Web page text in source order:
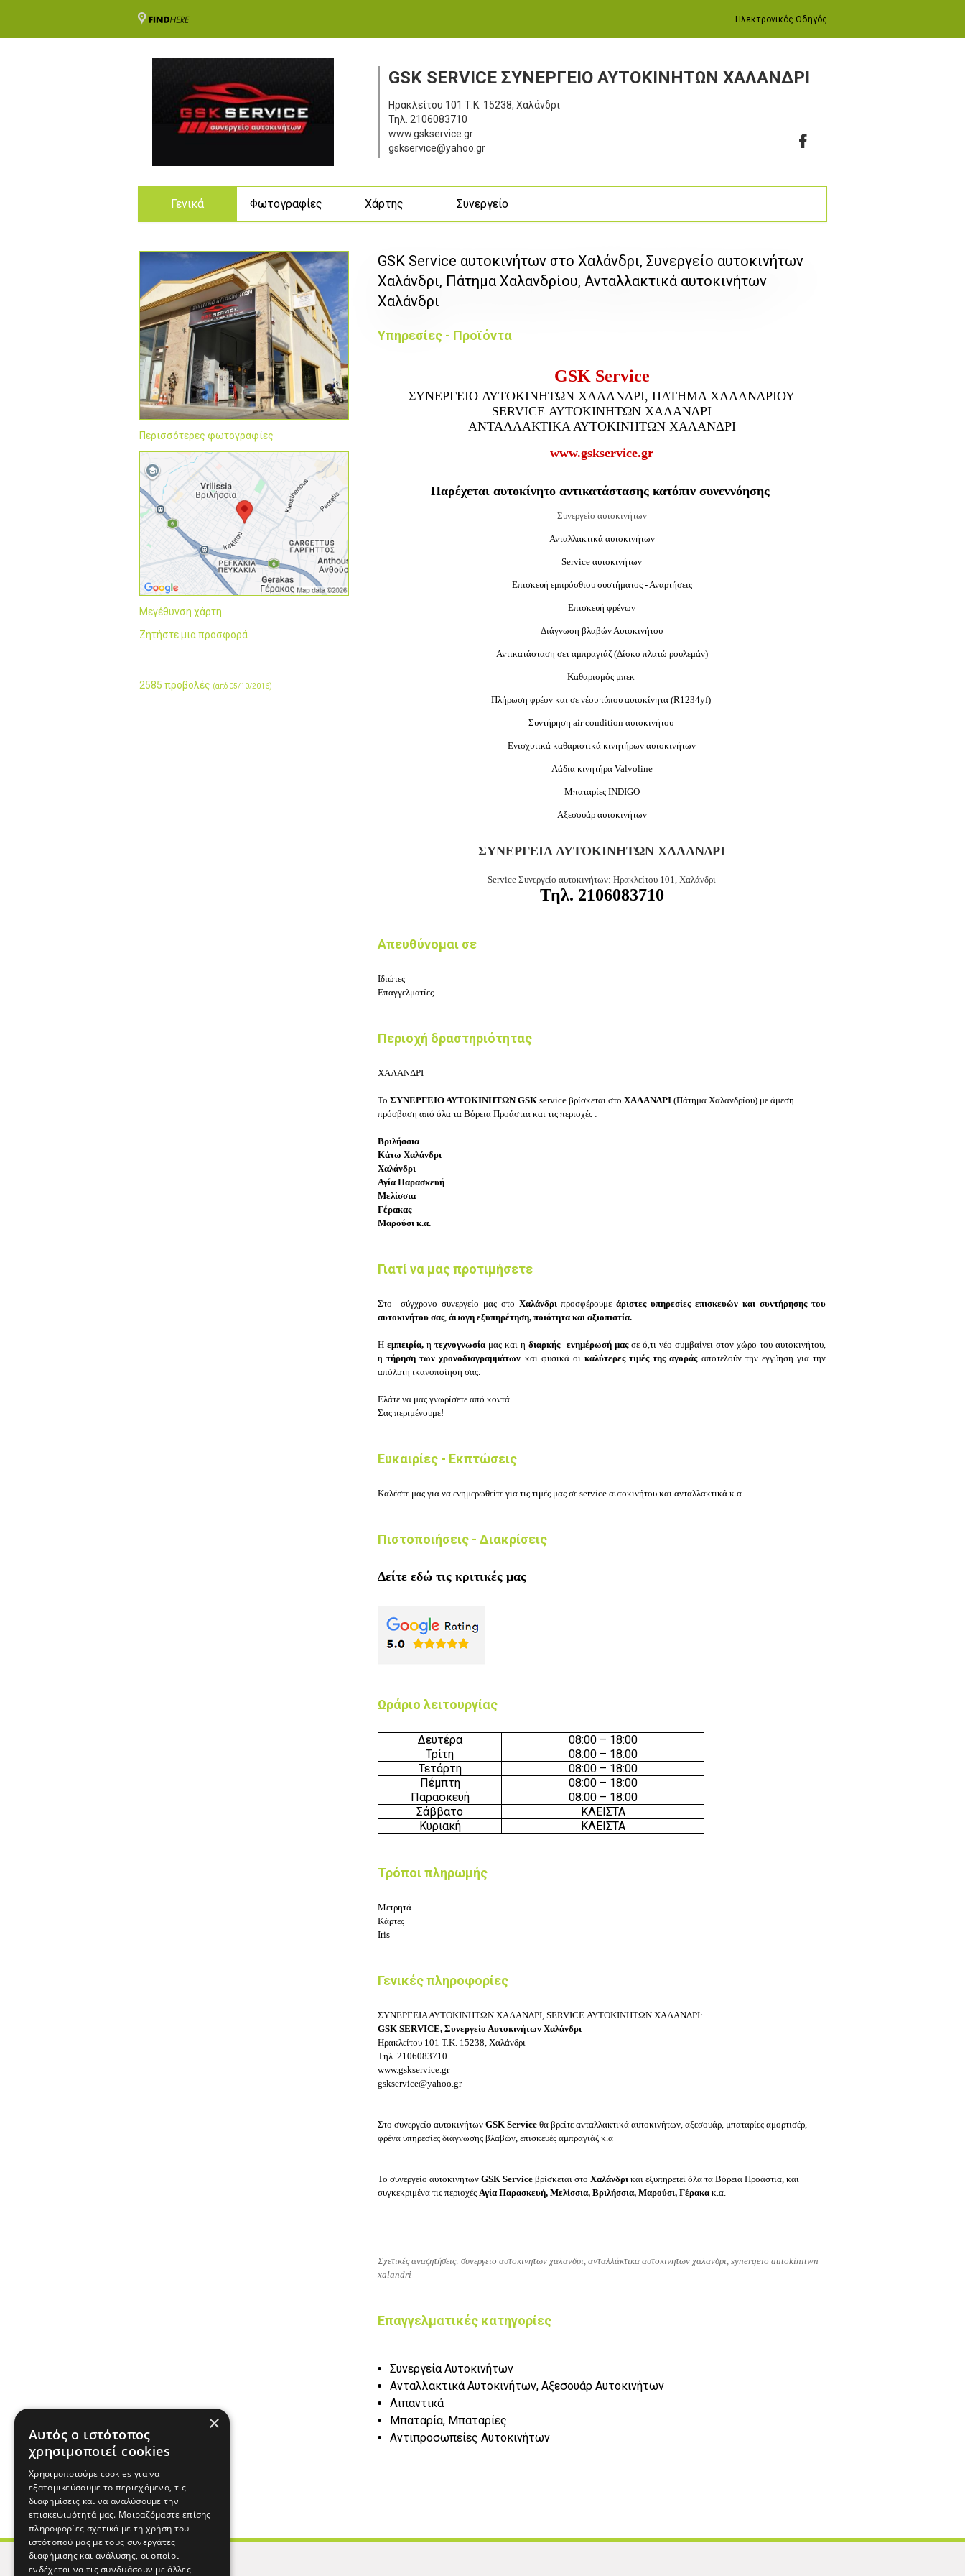
Ηλεκτρονικός Οδηγός
GSK SERVICE ΣΥΝΕΡΓΕΙΟ ΑΥΤΟΚΙΝΗΤΩΝ ΧΑΛΑΝΔΡΙ
Ηρακλείτου 101 Τ.Κ. 15238, Χαλάνδρι
Τηλ. 2106083710
www.gskservice.gr
gskservice@yahoo.gr
Γενικά Φωτογραφίες Χάρτης Συνεργείο
Περισσότερες φωτογραφίες
Μεγέθυνση χάρτη
Ζητήστε μια προσφορά
2585 προβολές (από 05/10/2016)
GSK Service αυτοκινήτων στο Χαλάνδρι, Συνεργείο αυτοκινήτων
Χαλάνδρι, Πάτημα Χαλανδρίου, Ανταλλακτικά αυτοκινήτων
Χαλάνδρι
Υπηρεσίες - Προϊόντα
GSK Service
ΣΥΝΕΡΓΕΙO ΑΥΤΟΚΙΝΗΤΩΝ ΧΑΛΑΝΔΡΙ, ΠΑΤΗΜΑ ΧΑΛΑΝΔΡΙΟΥ
SERVICE ΑΥΤΟΚΙΝΗΤΩΝ ΧΑΛΑΝΔΡΙ
ΑΝΤΑΛΛΑΚΤΙΚΑ ΑΥΤΟΚΙΝΗΤΩΝ ΧΑΛΑΝΔΡΙ
www.gskservice.gr
Παρέχεται αυτοκίνητο αντικατάστασης κατόπιν συνεννόησης
Συνεργείο αυτοκινήτων
Ανταλλακτικά αυτοκινήτων
Service αυτοκινήτων
Επισκευή εμπρόσθιου συστήματος - Αναρτήσεις
Επισκευή φρένων
Διάγνωση βλαβών Αυτοκινήτου
Αντικατάσταση σετ αμπραγιάζ (Δίσκο πλατώ ρουλεμάν)
Καθαρισμός μπεκ
Πλήρωση φρέονκαι σε νέου τύπου αυτοκίνητα (R1234yf)
Συντήρηση air condition αυτοκινήτου
Ενισχυτικά καθαριστικά κινητήρων αυτοκινήτων
Λάδια κινητήρα Valvoline
Μπαταρίες INDIGO
Αξεσουάρ αυτοκινήτων
ΣΥΝΕΡΓΕΙA ΑΥΤΟΚΙΝΗΤΩΝ ΧΑΛΑΝΔΡΙ
Service Συνεργείο αυτοκινήτων: Ηρακλείτου 101, Χαλάνδρι
Τηλ. 2106083710
Απευθύνομαι σε
Ιδιώτες
Επαγγελματίες
Περιοχή δραστηριότητας
ΧΑΛΑΝΔΡΙ
Το ΣΥΝΕΡΓΕΙΟ ΑΥΤΟΚΙΝΗΤΩΝ GSK service βρίσκεται στο ΧΑΛΑΝΔΡΙ (Πάτημα Χαλανδρίου) με άμεση
πρόσβαση από όλα τα Βόρεια Προάστια και τις περιοχές :
Βριλήσσια
Κάτω Χαλάνδρι
Χαλάνδρι
Αγία Παρασκευή
Μελίσσια
Γέρακας
Μαρούσι κ.α.
Γιατί να μας προτιμήσετε
Στο σύγχρονο συνεργείο μας στο Χαλάνδριπροσφέρουμεάριστες υπηρεσίες επισκευών και συντήρησης του
αυτοκινήτου σας, άψογη εξυπηρέτηση, ποιότητα και αξιοπιστία.
Ηεμπειρία,ητεχνογνωσία μας και ηδιαρκής ενημέρωσή μας σε ό,τι νέο συμβαίνει στον χώρο του αυτοκινήτου,
ητήρηση των χρονοδιαγραμμάτων και φυσικά οικαλύτερες τιμές της αγοράςαποτελούν την εγγύηση για την
απόλυτη ικανοποίησή σας.
Ελάτε να μας γνωρίσετε από κοντά.
Σας περιμένουμε!
Ευκαιρίες - Εκπτώσεις
Καλέστε μας για να ενημερωθείτε για τις τιμές μας σε service αυτοκινήτου και ανταλλακτικά κ.α.
Πιστοποιήσεις - Διακρίσεις
Δείτε εδώ τις κριτικές μας
Ωράριο λειτουργίας
Δευτέρα
08:00 – 18:00
Τρίτη
08:00 – 18:00
Τετάρτη
08:00 – 18:00
Πέμπτη
08:00 – 18:00
Παρασκευή
08:00 – 18:00
Σάββατο
ΚΛΕΙΣΤΑ
Κυριακή
ΚΛΕΙΣΤΑ
Τρόποι πληρωμής
Μετρητά
Κάρτες
Iris
Γενικές πληροφορίες
ΣΥΝΕΡΓΕΙΑ ΑΥΤΟΚΙΝΗΤΩΝ ΧΑΛΑΝΔΡΙ, SERVICE ΑΥΤΟΚΙΝΗΤΩΝ ΧΑΛΑΝΔΡΙ:
GSK SERVICE, Συνεργείο Αυτοκινήτων Χαλάνδρι
Ηρακλείτου 101 Τ.Κ. 15238, Χαλάνδρι
Τηλ. 2106083710
www.gskservice.gr
gskservice@yahoo.gr
Στο συνεργείο αυτοκινήτων GSK Service θα βρείτε ανταλλακτικά αυτοκινήτων, αξεσουάρ, μπαταρίες αμορτισέρ,
φρένα υπηρεσίες διάγνωσης βλαβών, επισκευές αμπραγιάζ κ.α
Το συνεργείο αυτοκινήτων GSK Service βρίσκεται στο Χαλάνδρι και εξυπηρετεί όλα τα Βόρεια Προάστια, και
συγκεκριμένα τις περιοχές Αγία Παρασκευή, Μελίσσια, Βριλήσσια, Μαρούσι, Γέρακα κ.α.
Σχετικές αναζητήσεις: συνεργειο αυτοκινητων χαλανδρι, ανταλλάκτικα αυτοκινητων χαλανδρι, synergeio autokinitwn
xalandri
Επαγγελματικές κατηγορίες
Συνεργεία Αυτοκινήτων
Ανταλλακτικά Αυτοκινήτων, Αξεσουάρ Αυτοκινήτων
Λιπαντικά
Μπαταρία, Μπαταρίες
Αντιπροσωπείες Αυτοκινήτων
×
Αυτός ο ιστότοπος
χρησιμοποιεί cookies
Χρησιμοποιούμε cookies για να
εξατομικεύσουμε το περιεχόμενο, τις
διαφημίσεις και να αναλύσουμε την
επισκεψιμότητά μας. Μοιραζόμαστε επίσης
πληροφορίες σχετικά με τη χρήση του
ιστότοπού μας με τους συνεργάτες
διαφήμισης και ανάλυσης, οι οποίοι
ενδέχεται να τις συνδυάσουν με άλλες